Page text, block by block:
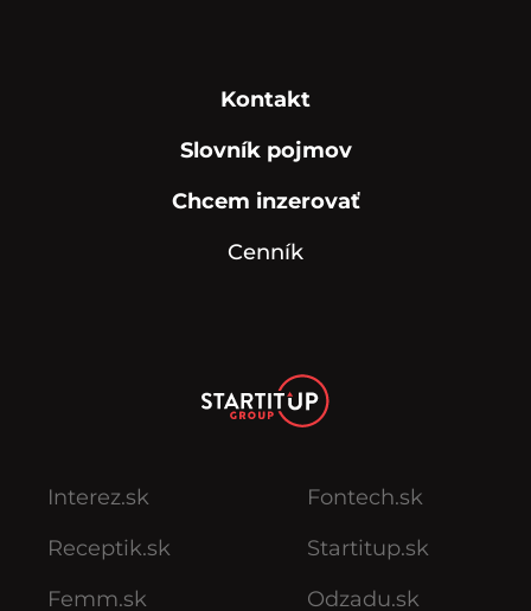
Kontakt
Slovník pojmov
Chcem inzerovať
Cenník
Interez.sk
Receptik.sk
Femm.sk
Fontech.sk
Startitup.sk
Odzadu.sk